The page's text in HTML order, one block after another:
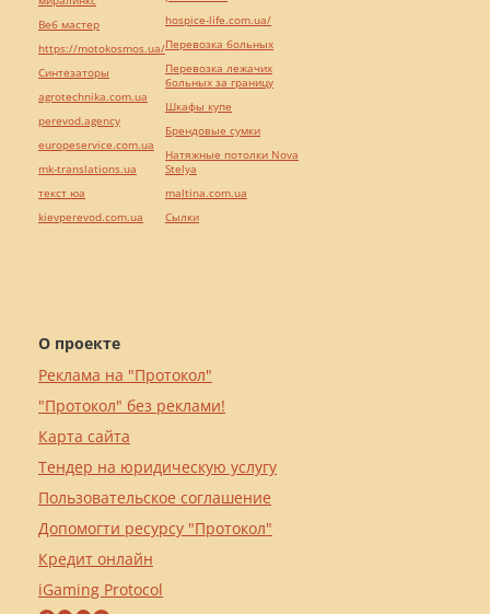
О проекте
Реклама на "Протокол"
"Протокол" без реклами!
Карта сайта
Тендер на юридическую услугу
Пользовательское соглашение
Допомогти ресурсу "Протокол"
Кредит онлайн
iGaming Protocol
Веб мастер
https://motokosmos.ua/
Синтезаторы
agrotechnika.com.ua
perevod.agency
europeservice.com.ua
mk-translations.ua
текст юа
kievperevod.com.ua
hospice-life.com.ua/
Перевозка больных
Перевозка лежачих
больных за границу
Шкафы купе
Брендовые сумки
Натяжные потолки Nova
Stelya
maltina.com.ua
Cылки